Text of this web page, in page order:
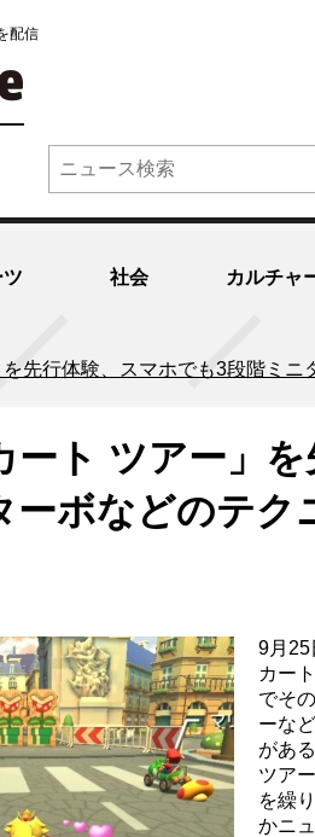
配信
社会 カルチャ
を先行体験、スマホでも3段階ミ
ート ツアー」
ーボなどのテク
9月25
カー
でそ
ーな
があ
ツア
を繰
かニ